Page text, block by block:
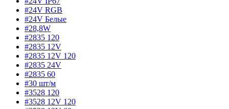
#24V RGB
#24V Белые
#28,8W
#2835 120
#2835 12V
#2835 12V 120
#2835 24V
#2835 60
#30 шт/м
#3528 120
#3528 12V 120